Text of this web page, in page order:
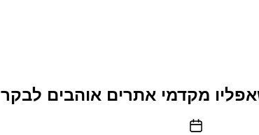
מקדמי אתרים אוהבים לבקר
תאריך